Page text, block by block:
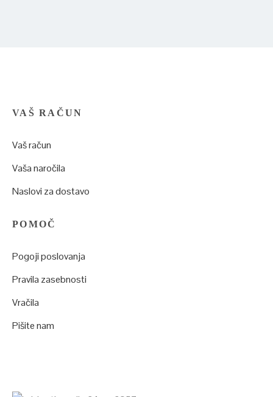
VAŠ RAČUN
Vaš račun
Vaša naročila
Naslovi za dostavo
POMOČ
Pogoji poslovanja
Pravila zasebnosti
Vračila
Pišite nam